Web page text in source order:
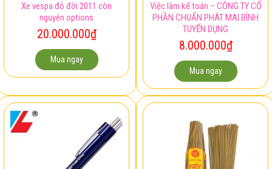
Xe vespa đỏ đời 2011 còn
nguyên options
20.000.000₫
Mua ngay
Việc làm kế toán – CÔNG TY CỔ
PHẦN CHUẨN PHÁT MAI BÌNH
TUYỂN DỤNG
8.000.000₫
Mua ngay